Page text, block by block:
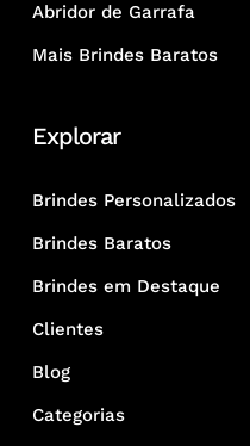
Abridor de Garrafa
Mais Brindes Baratos
Explorar
Brindes Personalizados
Brindes Baratos
Brindes em Destaque
Clientes
Blog
Categorias